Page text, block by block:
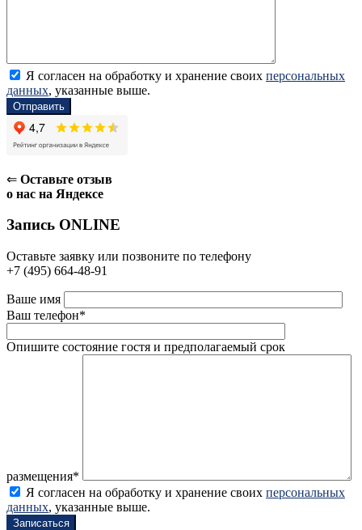
Я согласен на обработку и хранение своих персональных
данных, указанные выше.
⇐ Оставьте отзыв
о нас на Яндексе
Запись ONLINE
Оставьте заявку или позвоните по телефону
+7 (495) 664-48-91
Ваше имя
Ваш телефон*
Опишите состояние гостя и предполагаемый срок
размещения*
Я согласен на обработку и хранение своих персональных
данных, указанные выше.